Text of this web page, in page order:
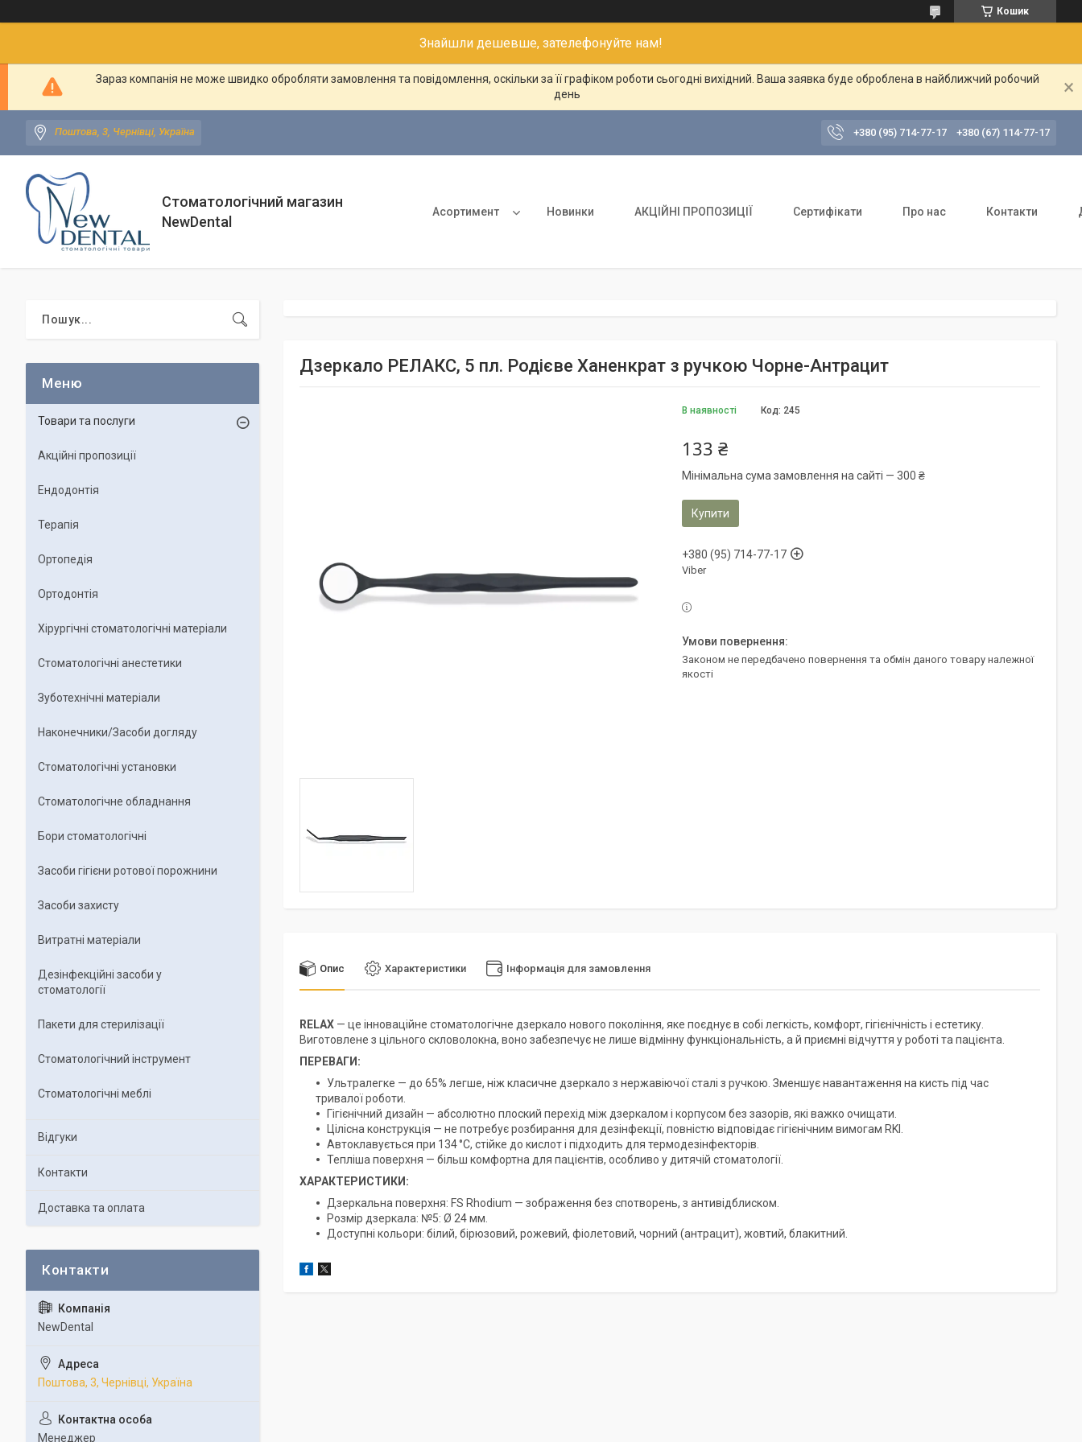
Кошик
Знайшли дешевше, зателефонуйте нам!
Зараз компанія не може швидко обробляти замовлення та повідомлення, оскільки за її графіком роботи сьогодні вихідний. Ваша заявка буде оброблена в найближчий робочий
день
Поштова, 3, Чернівці, Україна +380 (95) 714-77-17 +380 (67) 114-77-17
Стоматологічний магазин
NewDental
Асортимент Новинки АКЦІЙНІ ПРОПОЗИЦІЇ Сертифікати Про нас Контакти
Дзеркало РЕЛАКС, 5 пл. Родієве Ханенкрат з ручкою Чорне-Антрацит
В наявності Код: 245
133 ₴
Мінімальна сума замовлення на сайті — 300 ₴
Купити
+380 (95) 714-77-17
Viber
Законом не передбачено повернення та обмін даного товару належної
якості
Опис Характеристики Інформація для замовлення
RELAX — це інноваційне стоматологічне дзеркало нового покоління, яке поєднує в собі легкість, комфорт, гігієнічність і естетику.
Виготовлене з цільного скловолокна, воно забезпечує не лише відмінну функціональність, а й приємні відчуття у роботі та пацієнта.
ПЕРЕВАГИ:
Ультралегке — до 65% легше, ніж класичне дзеркало з нержавіючої сталі з ручкою. Зменшує навантаження на кисть під час
тривалої роботи.
Гігієнічний дизайн — абсолютно плоский перехід між дзеркалом і корпусом без зазорів, які важко очищати.
Цілісна конструкція — не потребує розбирання для дезінфекції, повністю відповідає гігієнічним вимогам RKI.
Автоклавується при 134 °C, стійке до кислот і підходить для термодезінфекторів.
Тепліша поверхня — більш комфортна для пацієнтів, особливо у дитячій стоматології.
ХАРАКТЕРИСТИКИ:
Дзеркальна поверхня: FS Rhodium — зображення без спотворень, з антивідблиском.
Розмір дзеркала: №5: Ø 24 мм.
Доступні кольори: білий, бірюзовий, рожевий, фіолетовий, чорний (антрацит), жовтий, блакитний.
Товари та послуги
Акційні пропозиції
Ендодонтія
Терапія
Ортопедія
Ортодонтія
Хірургічні стоматологічні матеріали
Стоматологічні анестетики
Зуботехнічні матеріали
Наконечники/Засоби догляду
Стоматологічні установки
Стоматологічне обладнання
Бори стоматологічні
Засоби гігієни ротової порожнини
Засоби захисту
Витратні матеріали
Дезінфекційні засоби у
стоматології
Пакети для стерилізації
Стоматологічний інструмент
Стоматологічні меблі
Відгуки
Контакти
Доставка та оплата
NewDental
Поштова, 3, Чернівці, Україна
Менеджер